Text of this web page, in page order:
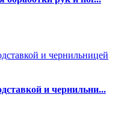
и чернильни...